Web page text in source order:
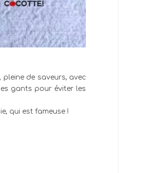
pleine de saveurs, avec
gants pour éviter les
qui est fameuse !